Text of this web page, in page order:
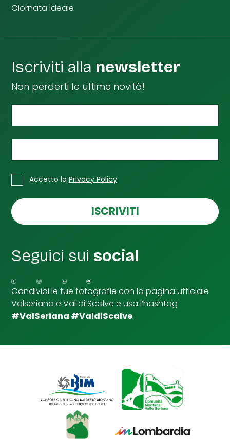
Giornata ideale
Iscriviti alla newsletter
Non perderti le ultime novità!
a
s
l
a
e
d
C
a
e
l
i
u
n
t
a
* Accetto la Privacy Policy
ISCRIVITI
Seguici suisocial
Condividi le tue fotografie con la pagina ufficiale
Valseriana e Val di Scalve e usa l’hashtag
#ValSeriana #ValdiScalve